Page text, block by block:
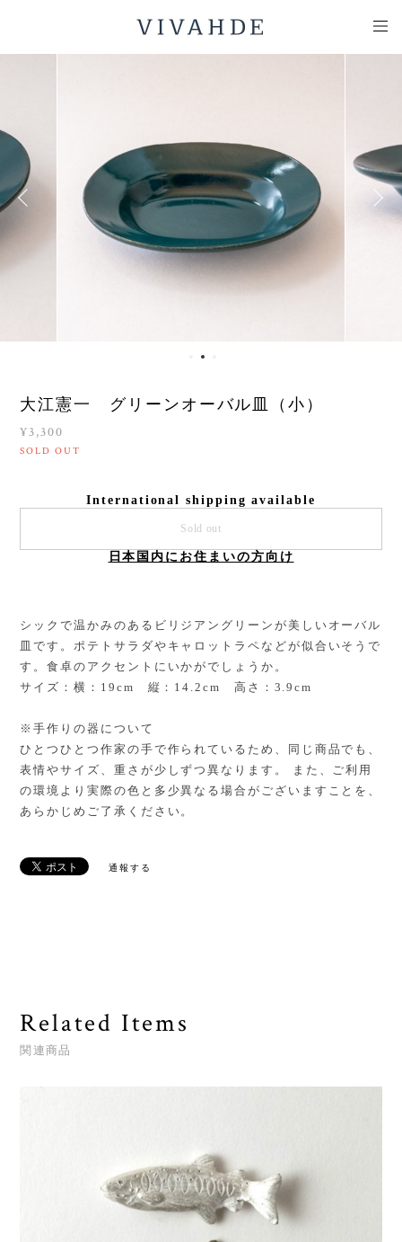
大江憲一 グリーンオーバル皿（小）
¥3,300
SOLD OUT
International shipping available
Sold out
日本国内にお住まいの方向け
シックで温かみのあるビリジアングリーンが美しいオーバル
皿です。ポテトサラダやキャロットラペなどが似合いそうで
す。食卓のアクセントにいかがでしょうか。
サイズ：横：19cm 縦：14.2cm 高さ：3.9cm
※手作りの器について
ひとつひとつ作家の手で作られているため、同じ商品でも、
表情やサイズ、重さが少しずつ異なります。 また、ご利用
の環境より実際の色と多少異なる場合がございますことを、
あらかじめご了承ください。
通報する
Related Items
関連商品